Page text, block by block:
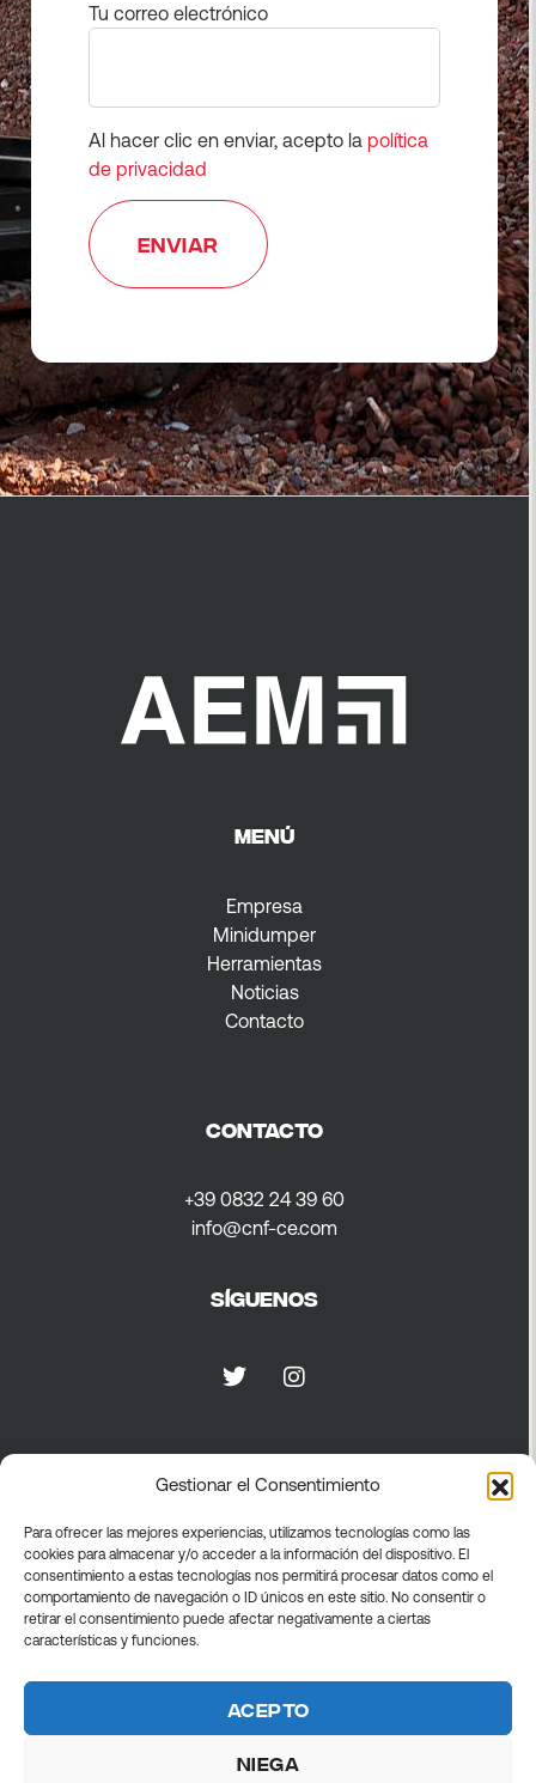
Gestionar el Consentimiento
Para ofrecer las mejores experiencias, utilizamos tecnologías como las
cookies para almacenar y/o acceder a la información del dispositivo. El
consentimiento a estas tecnologías nos permitirá procesar datos como el
comportamiento de navegación o ID únicos en este sitio. No consentir o
retirar el consentimiento puede afectar negativamente a ciertas
características y funciones.
Acepto
Niega
Tu correo electrónico
Al hacer clic en enviar, acepto la política
de privacidad
MENÚ
Empresa
Minidumper
Herramientas
Noticias
Contacto
CONTACTO
+39 0832 24 39 60
info@cnf-ce.com
Síguenos
Privacidad
Política de privacidad
Política de cookies
Términos generales